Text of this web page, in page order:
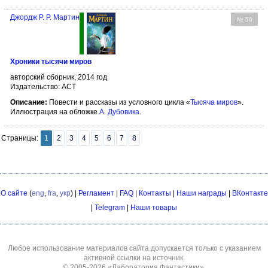
№ 50
Джордж Р. Р. Мартин
Хроники тысячи миров
авторский сборник, 2014 год
Издательство: АСТ
Описание: Повести и рассказы из условного цикла «Тысяча миров».
Иллюстрация на обложке А. Дубовика.
Страницы: 1 2 3 4 5 6 7 8
О сайте (eng, fra, укр) | Регламент| FAQ| Контакты Наши награды
ВКонтакте
Telegram Наши товары
Любое использование материалов сайта допускается только с указанием
активной ссылки на источник.